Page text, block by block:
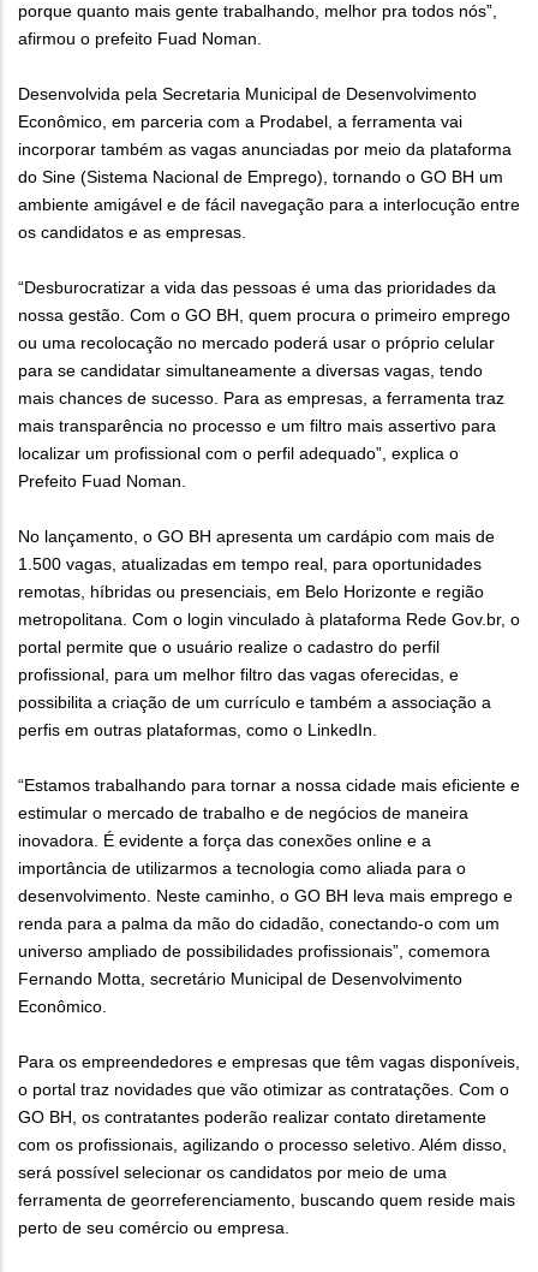
porque quanto mais gente trabalhando, melhor pra todos nós”,
afirmou o prefeito Fuad Noman.
Desenvolvida pela Secretaria Municipal de Desenvolvimento
Econômico, em parceria com a Prodabel, a ferramenta vai
incorporar também as vagas anunciadas por meio da plataforma
do Sine (Sistema Nacional de Emprego), tornando o GO BH um
ambiente amigável e de fácil navegação para a interlocução entre
os candidatos e as empresas.
“Desburocratizar a vida das pessoas é uma das prioridades da
nossa gestão. Com o GO BH, quem procura o primeiro emprego
ou uma recolocação no mercado poderá usar o próprio celular
para se candidatar simultaneamente a diversas vagas, tendo
mais chances de sucesso. Para as empresas, a ferramenta traz
mais transparência no processo e um filtro mais assertivo para
localizar um profissional com o perfil adequado”, explica o
Prefeito Fuad Noman.
No lançamento, o GO BH apresenta um cardápio com mais de
1.500 vagas, atualizadas em tempo real, para oportunidades
remotas, híbridas ou presenciais, em Belo Horizonte e região
metropolitana. Com o login vinculado à plataforma Rede Gov.br, o
portal permite que o usuário realize o cadastro do perfil
profissional, para um melhor filtro das vagas oferecidas, e
possibilita a criação de um currículo e também a associação a
perfis em outras plataformas, como o LinkedIn.
“Estamos trabalhando para tornar a nossa cidade mais eficiente e
estimular o mercado de trabalho e de negócios de maneira
inovadora. É evidente a força das conexões online e a
importância de utilizarmos a tecnologia como aliada para o
desenvolvimento. Neste caminho, o GO BH leva mais emprego e
renda para a palma da mão do cidadão, conectando-o com um
universo ampliado de possibilidades profissionais”, comemora
Fernando Motta, secretário Municipal de Desenvolvimento
Econômico.
Para os empreendedores e empresas que têm vagas disponíveis,
o portal traz novidades que vão otimizar as contratações. Com o
GO BH, os contratantes poderão realizar contato diretamente
com os profissionais, agilizando o processo seletivo. Além disso,
será possível selecionar os candidatos por meio de uma
ferramenta de georreferenciamento, buscando quem reside mais
perto de seu comércio ou empresa.